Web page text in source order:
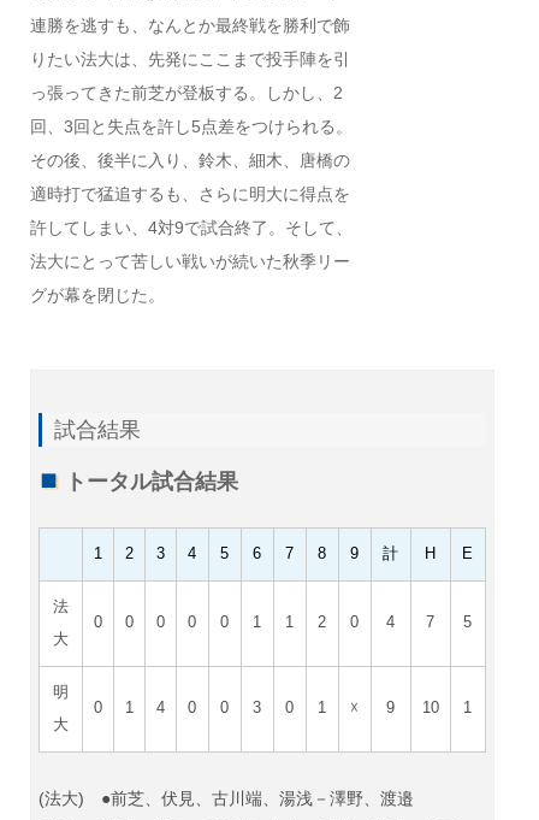
連勝を逃すも、なんとか最終戦を勝利で飾
りたい法大は、先発にここまで投手陣を引
っ張ってきた前芝が登板する。しかし、2
回、3回と失点を許し5点差をつけられる。
その後、後半に入り、鈴木、細木、唐橋の
適時打で猛追するも、さらに明大に得点を
許してしまい、4対9で試合終了。そして、
法大にとって苦しい戦いが続いた秋季リー
グが幕を閉じた。
試合結果
トータル試合結果
1 2 3 4 5 6 7 8 9 計 H E
法
大
0 0 0 0 0 1 1 2 0 4 7 5
明
大
0 1 4 0 0 3 0 1 ☓ 9 10 1
(法大) ●前芝、伏見、古川端、湯浅－澤野、渡邉